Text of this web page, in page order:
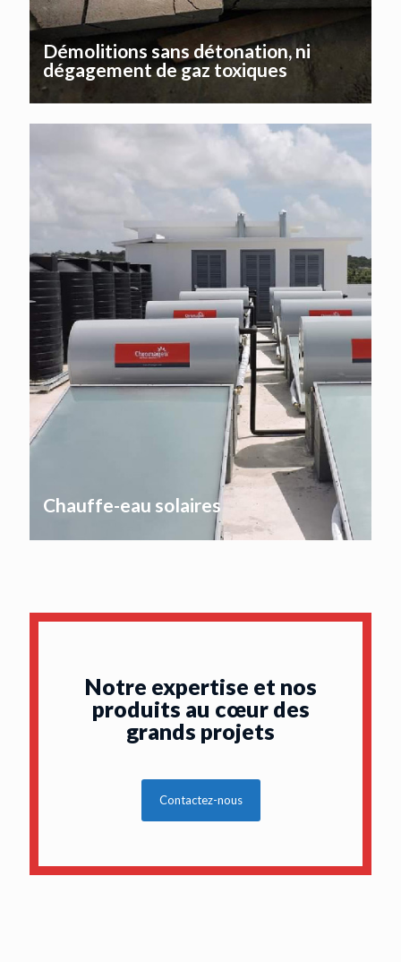
Démolitions sans détonation, ni
dégagement de gaz toxiques
Chauffe-eau solaires
Notre expertise et nos
produits au cœur des
grands projets
Contactez-nous